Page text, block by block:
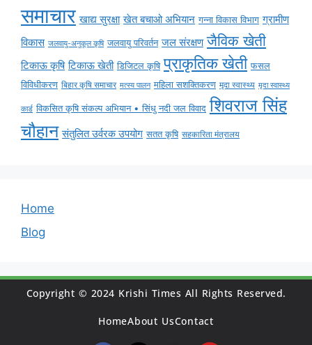
समाचार खाद्य सुरक्षा खेत बचाओ अभियान गन्ना विकास विभाग ग्रामीण
विकास जलवायु-अनुकूल कृषि जलवायु परिवर्तन जल संरक्षण जैविक खेती
टिकाऊ कृषि टिकाऊ खेती डिजिटल कृषि प्राकृतिक खेती फसल
विविधीकरण बिहार कृषि समाचार मत्स्य पालन महिला सशक्तिकरण मृदा स्वास्थ्य मृदा स्वास्थ्य
कार्ड विकसित कृषि संकल्प अभियान • सिंधु नदी जल विवाद शिवराज सिंह
चौहान संतुलित उर्वरक उपयोग सतत कृषि सहकारिता मंत्रालय
Home
Blog
Copyright © 2024 Krishi Times All Rights Reserved.
HomeAbout UsContact